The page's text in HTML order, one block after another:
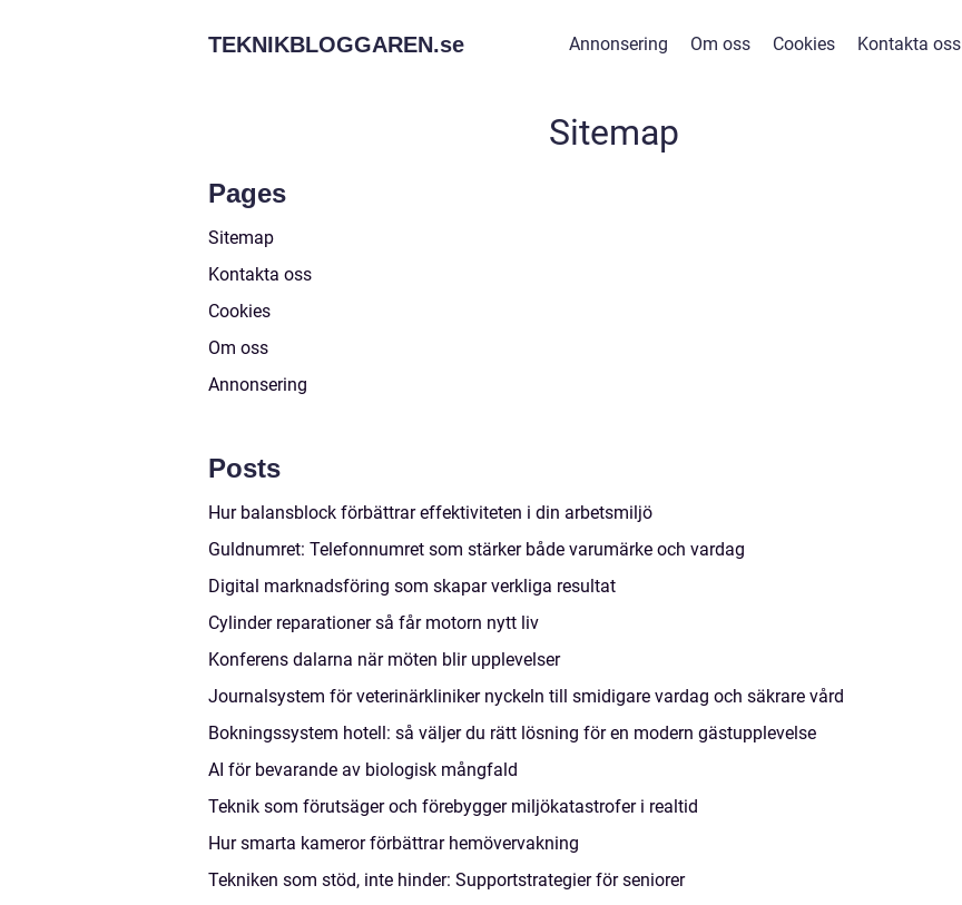
TEKNIKBLOGGAREN.se Annonsering Om oss Cookies Kontakta oss
Sitemap
Pages
Sitemap
Kontakta oss
Cookies
Om oss
Annonsering
Posts
Hur balansblock förbättrar effektiviteten i din arbetsmiljö
Guldnumret: Telefonnumret som stärker både varumärke och vardag
Digital marknadsföring som skapar verkliga resultat
Cylinder reparationer så får motorn nytt liv
Konferens dalarna när möten blir upplevelser
Journalsystem för veterinärkliniker nyckeln till smidigare vardag och säkrare vård
Bokningssystem hotell: så väljer du rätt lösning för en modern gästupplevelse
AI för bevarande av biologisk mångfald
Teknik som förutsäger och förebygger miljökatastrofer i realtid
Hur smarta kameror förbättrar hemövervakning
Tekniken som stöd, inte hinder: Supportstrategier för seniorer